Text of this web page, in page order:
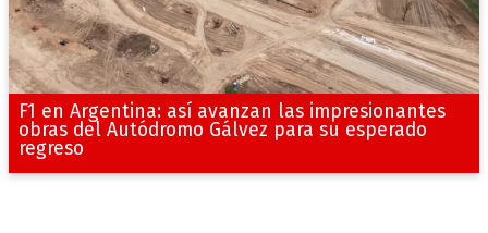
F1 en Argentina: así avanzan las impresionantes
obras del Autódromo Gálvez para su esperado
regreso